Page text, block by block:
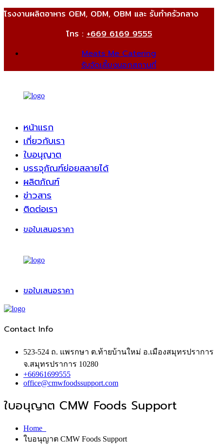
โรงงานผลิตอาหาร OEM, ODM, OBM และ รับทำครัวกลาง
โทร :+669 6169 9555
Meats Me Catering
รับจัดเลี้ยงนอกสถานที่
หน้าแรก
เกี่ยวกับเรา
ใบอนุญาต
บรรจุภัณฑ์ย่อยสลายได้
ผลิตภัณฑ์
ข่าวสาร
ติดต่อเรา
ขอใบเสนอราคา
ขอใบเสนอราคา
Contact Info
523-524 ถ. แพรกษา ต.ท้ายบ้านใหม่ อ.เมืองสมุทรปราการ
จ.สมุทรปราการ 10280
+66961699555
office@cmwfoodssupport.com
ใบอนุญาต CMW Foods Support
Home
ใบอนุญาต CMW Foods Support